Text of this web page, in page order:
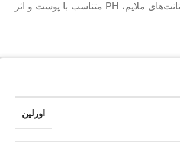
است. ژل شستشوی صورت اورلین – روشن کننده و جوان کننده با سورفکتانت‌های ملایم، PH متناسب با پوست و اثر
اورلین